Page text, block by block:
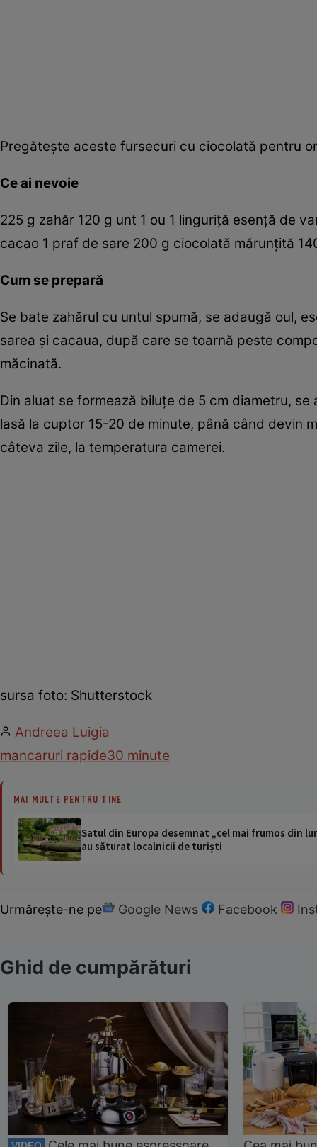
Pregăteşte aceste fursecuri cu ciocolată pentru
Ce ai nevoie
225 g zahăr 120 g unt 1 ou 1 linguriţă esenţă de
cacao 1 praf de sare 200 g ciocolată mărunţită
Cum se prepară
Se bate zahărul cu untul spumă, se adaugă oul,
sarea şi cacaua, după care se toarnă peste
măcinată.
Din aluat se formează biluţe de 5 cm diametru,
lasă la cuptor 15-20 de minute, până când devin
câteva zile, la temperatura camerei.
sursa foto: Shutterstock
Andreea Luigia
mancaruri rapide30 minute
MAI MULTE PENTRU TINE
Satul din Europa desemnat „cel mai frumos din
au săturat localnicii de turiști
Urmărește-ne pe Google News Facebook
Ghid de cumpărături